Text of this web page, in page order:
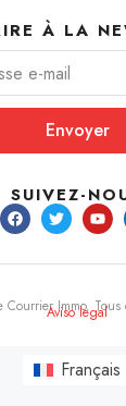
À LA
Envoyer
SUIVEZ-
Immo. Tous
Aviso legal
Français